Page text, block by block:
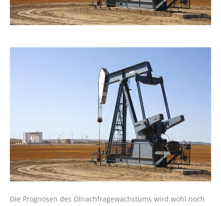
Die Prognosen des Ölnachfragewachstums wird wohl noch